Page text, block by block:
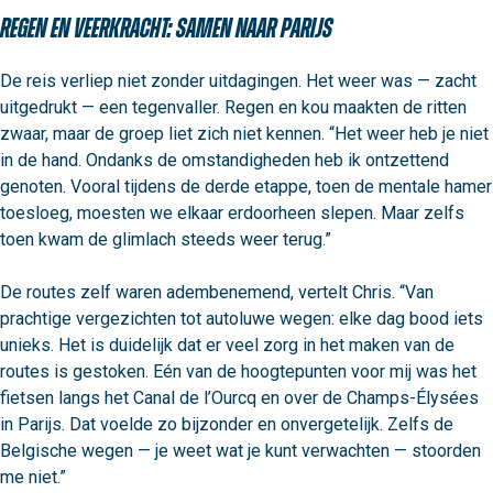
Regen en veerkracht: samen naar Parijs
De reis verliep niet zonder uitdagingen. Het weer was — zacht
uitgedrukt — een tegenvaller. Regen en kou maakten de ritten
zwaar, maar de groep liet zich niet kennen. “Het weer heb je niet
in de hand. Ondanks de omstandigheden heb ik ontzettend
genoten. Vooral tijdens de derde etappe, toen de mentale hamer
toesloeg, moesten we elkaar erdoorheen slepen. Maar zelfs
toen kwam de glimlach steeds weer terug.”
De routes zelf waren adembenemend, vertelt Chris. “Van
prachtige vergezichten tot autoluwe wegen: elke dag bood iets
unieks. Het is duidelijk dat er veel zorg in het maken van de
routes is gestoken. Eén van de hoogtepunten voor mij was het
fietsen langs het Canal de l’Ourcq en over de Champs-Élysées
in Parijs. Dat voelde zo bijzonder en onvergetelijk. Zelfs de
Belgische wegen — je weet wat je kunt verwachten — stoorden
me niet.”